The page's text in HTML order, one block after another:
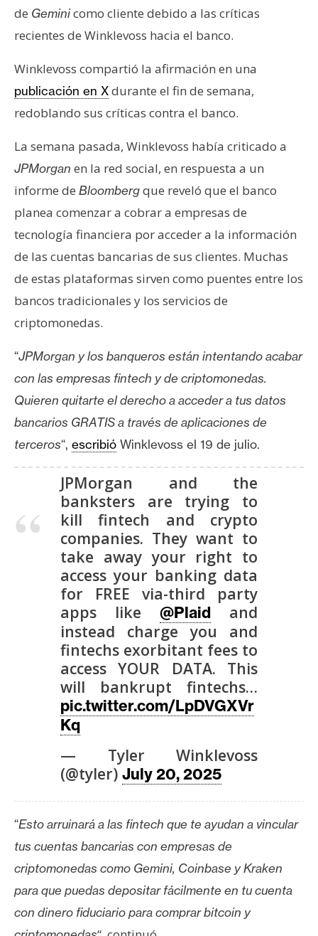
N
t
a
s
e
r
e
n
s
a
T
e
a
R
e
u
C
l
i
c
d
a
d
de Geminicomo cliente debido a las críticas
recientes de Winklevoss hacia el banco.
Winklevoss compartió la afirmación en una
publicación en Xdurante el fin de semana,
redoblando sus críticas contra el banco.
La semana pasada, Winklevoss había criticado a
JPMorgan en la red social, en respuesta a un
informe de Bloombergque reveló que el banco
planea comenzar a cobrar a empresas de
tecnología financiera por acceder a la información
de las cuentas bancarias de sus clientes. Muchas
de estas plataformas sirven como puentes entre los
bancos tradicionales y los servicios de
criptomonedas.
“JPMorgan y los banqueros están intentando acabar
con las empresas fintech y de criptomonedas.
Quieren quitarte el derecho a acceder a tus datos
bancarios GRATIS a través de aplicaciones de
terceros“, escribió Winklevoss el 19 de julio.
JPMorgan and the
banksters are trying to
kill fintech and crypto
companies. They want to
take away your right to
access your banking data
for FREE via-third party
apps like @Plaid and
instead charge you and
fintechs exorbitant fees to
access YOUR DATA. This
will bankrupt fintechs…
pic.twitter.com/LpDVGXVr
Kq
— Tyler Winklevoss
(@tyler) July 20, 2025
“Esto arruinará a las fintech que te ayudan a vincular
tus cuentas bancarias con empresas de
criptomonedas como Gemini, Coinbase y Kraken
para que puedas depositar fácilmente en tu cuenta
con dinero fiduciario para comprar bitcoin y